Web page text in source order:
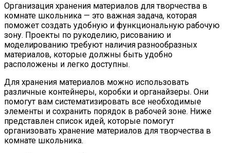
Организация хранения материалов для творчества в
комнате школьника — это важная задача, которая
поможет создать удобную и функциональную рабочую
зону. Проекты по рукоделию, рисованию и
моделированию требуют наличия разнообразных
материалов, которые должны быть удобно
расположены и легко доступны.
Для хранения материалов можно использовать
различные контейнеры, коробки и органайзеры. Они
помогут вам систематизировать все необходимые
элементы и сохранить порядок в рабочей зоне. Ниже
представлен список идей, которые помогут
организовать хранение материалов для творчества в
комнате школьника.